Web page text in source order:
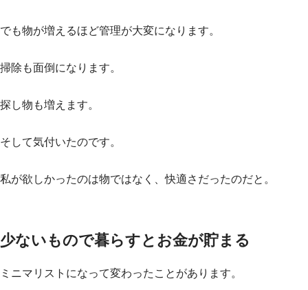
でも物が増えるほど管理が大変になります。
掃除も面倒になります。
探し物も増えます。
そして気付いたのです。
私が欲しかったのは物ではなく、快適さだったのだと。
少ないもので暮らすとお金が貯まる
ミニマリストになって変わったことがあります。